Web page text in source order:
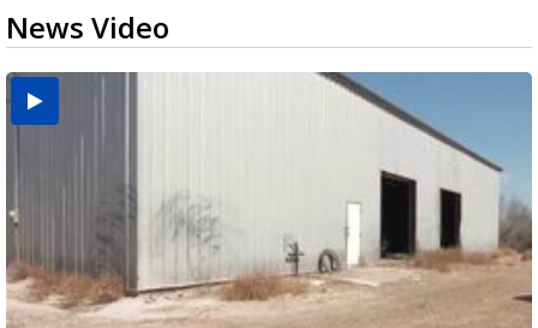
News Video